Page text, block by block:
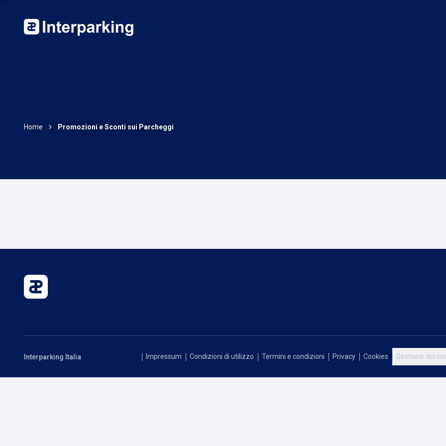
Home Promozioni e Sconti sui Parcheggi
Impressum Condizioni di utilizzo Termini e condizioni Privacy Cookies Gestione dei
Interparking Italia